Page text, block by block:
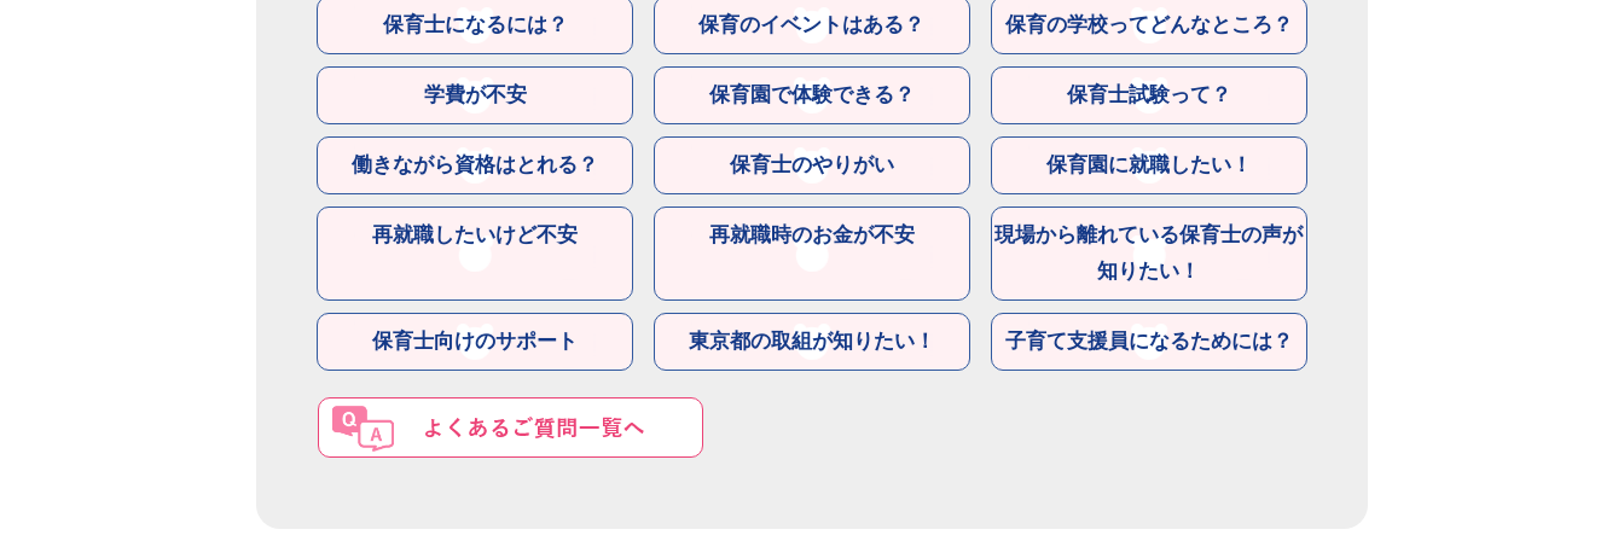
保育士になるには？ 保育のイベントはある？ 保育の学校ってどんなところ？
学費が不安 保育園で体験できる？ 保育士試験って？
働きながら資格はとれる？ 保育士のやりがい 保育園に就職したい！
再就職したいけど不安 再就職時のお金が不安
現場から離れている保育士の声が
知りたい！
保育士向けのサポート 東京都の取組が知りたい！ 子育て支援員になるためには？